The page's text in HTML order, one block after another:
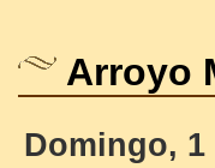
Arroyo
Domingo, 1